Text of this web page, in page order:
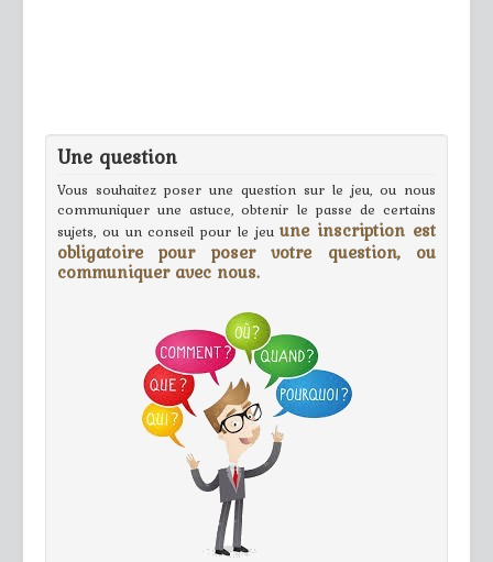
Une question
Vous souhaitez poser une question sur le jeu, ou nous
communiquer une astuce, obtenir le passe de certains
sujets, ou un conseil pour le jeuune inscription est
obligatoire pour poser votre question, ou
communiquer avec nous.